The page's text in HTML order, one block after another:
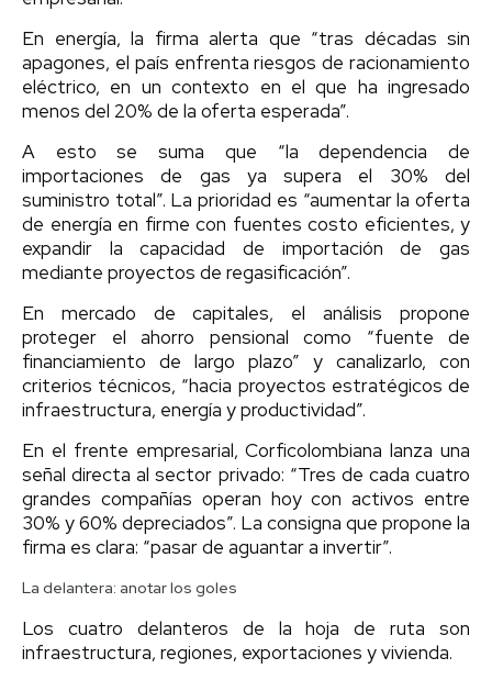
En energía, la firma alerta que “tras décadas sin
apagones, el país enfrenta riesgos de racionamiento
eléctrico, en un contexto en el que ha ingresado
menos del 20% de la oferta esperada”.
A esto se suma que “la dependencia de
importaciones de gas ya supera el 30% del
suministro total”. La prioridad es “aumentar la oferta
de energía en firme con fuentes costo eficientes, y
expandir la capacidad de importación de gas
mediante proyectos de regasificación”.
En mercado de capitales, el análisis propone
proteger el ahorro pensional como “fuente de
financiamiento de largo plazo” y canalizarlo, con
criterios técnicos, “hacia proyectos estratégicos de
infraestructura, energía y productividad”.
En el frente empresarial, Corficolombiana lanza una
señal directa al sector privado: “Tres de cada cuatro
grandes compañías operan hoy con activos entre
30% y 60% depreciados”. La consigna que propone la
firma es clara: “pasar de aguantar a invertir”.
La delantera: anotar los goles
Los cuatro delanteros de la hoja de ruta son
infraestructura, regiones, exportaciones y vivienda.